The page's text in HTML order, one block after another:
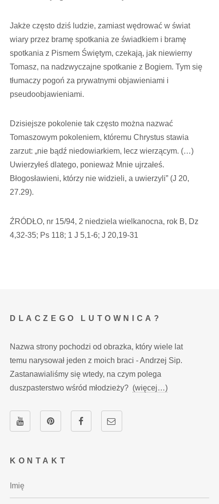
Jakże często dziś ludzie, zamiast wędrować w świat
wiary przez bramę spotkania ze świadkiem i bramę
spotkania z Pismem Świętym, czekają, jak niewierny
Tomasz, na nadzwyczajne spotkanie z Bogiem. Tym się
tłumaczy pogoń za prywatnymi obja­wieniami i
pseudoobjawieniami.
Dzisiejsze pokolenie tak często można nazwać
Tomaszowym pokoleniem, które­mu Chrystus stawia
zarzut: „nie bądź nie­dowiarkiem, lecz wierzącym. (…)
Uwie­rzyłeś dlatego, ponieważ Mnie ujrzałeś.
Błogosławieni, którzy nie widzieli, a uwie­rzyli” (J 20,
27.29).
ŹRÓDŁO, nr 15/94, 2 niedziela wielkanocna, rok B, Dz
4,32-35; Ps 118; 1 J 5,1-6; J 20,19-31
KONTAKT
DLACZEGO LUTOWNICA?
Nazwa strony pochodzi od obrazka, który wiele lat
temu narysował jeden z moich braci - Andrzej Sip.
Zastanawialiśmy się wtedy, na czym polega
duszpasterstwo wśród młodzieży? (więcej…)